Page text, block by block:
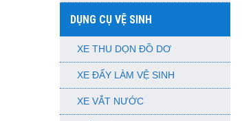
DỤNG CỤ VỆ SINH
XE THU DỌN ĐỒ DƠ
XE ĐẨY LÀM VỆ SINH
XE VẮT NƯỚC